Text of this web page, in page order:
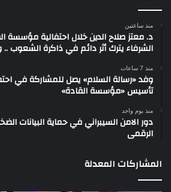
منذ ساعتين
د. معتز صلاح الدين خلال احتفالية مؤسسة
الشرفاء يترك أثر دائم في ذاكرة الشعوب ..
منذ 7 ساعات
تأسيس «مؤسسة القادة»
منذ يوم واحد
دور الامن السيبراني في حماية البيانات
الرقمى
المشاركات المعدلة